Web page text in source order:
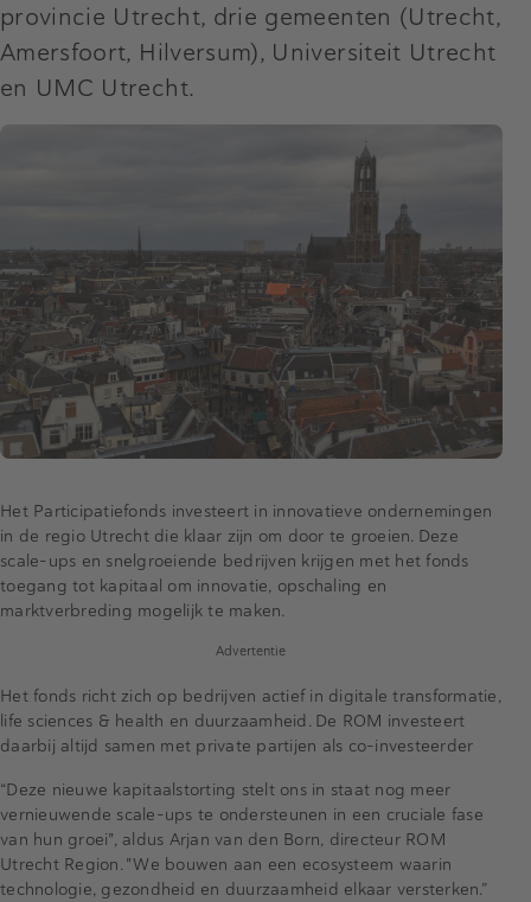
provincie Utrecht, drie gemeenten (Utrecht,
Amersfoort, Hilversum), Universiteit Utrecht
en UMC Utrecht.
Het Participatiefonds investeert in innovatieve ondernemingen
in de regio Utrecht die klaar zijn om door te groeien. Deze
scale-ups en snelgroeiende bedrijven krijgen met het fonds
toegang tot kapitaal om innovatie, opschaling en
marktverbreding mogelijk te maken.
Advertentie
Het fonds richt zich op bedrijven actief in digitale transformatie,
life sciences & health en duurzaamheid. De ROM investeert
daarbij altijd samen met private partijen als co-investeerder
“Deze nieuwe kapitaalstorting stelt ons in staat nog meer
vernieuwende scale-ups te ondersteunen in een cruciale fase
van hun groei", aldus Arjan van den Born, directeur ROM
Utrecht Region. "We bouwen aan een ecosysteem waarin
technologie, gezondheid en duurzaamheid elkaar versterken.”